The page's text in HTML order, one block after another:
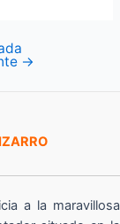
→
a la maravillosa